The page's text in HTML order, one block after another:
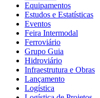
Equipamentos
Estudos e Estatísticas
Eventos
Feira Intermodal
Ferroviário
Grupo Guia
Hidroviário
Infraestrutura e Obras
Lançamento
Logística